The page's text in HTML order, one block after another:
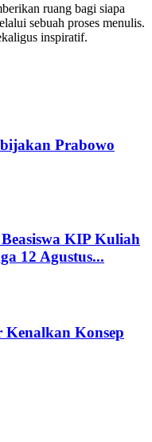
ruang bagi siapa
sebuah proses menulis.
inspiratif.
Prabowo
KIP Kuliah
12 Agustus...
Konsep